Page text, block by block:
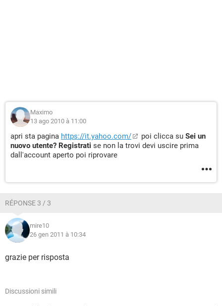
Maximo
13 ago 2010 à 11:00
apri sta pagina https://it.yahoo.com/ poi clicca su Sei un
nuovo utente? Registrati se non la trovi devi uscire prima
dall'account aperto poi riprovare
RÉPONSE 3 / 3
mire10
26 gen 2011 à 10:34
grazie per risposta
Discussioni simili